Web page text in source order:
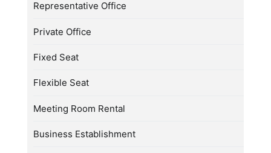
Representative Office
Private Office
Fixed Seat
Flexible Seat
Meeting Room Rental
Business Establishment